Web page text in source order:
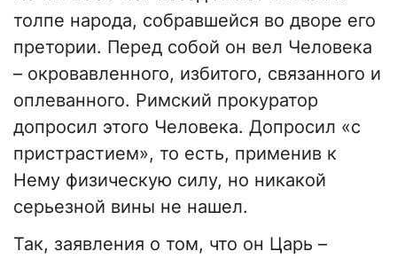
толпе народа, собравшейся во дворе его
претории. Перед собой он вел Человека
– окровавленного, избитого, связанного и
оплеванного. Римский прокуратор
допросил этого Человека. Допросил «с
пристрастием», то есть, применив к
Нему физическую силу, но никакой
серьезной вины не нашел.
Так, заявления о том, что он Царь –